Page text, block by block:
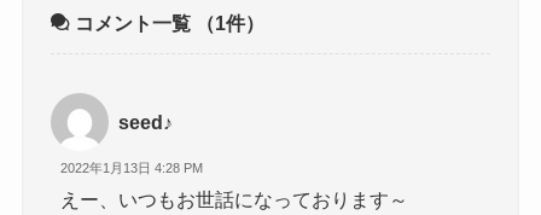
コメント一覧 （1件）
seed♪
2022年1月13日 4:28 PM
えー、いつもお世話になっております～